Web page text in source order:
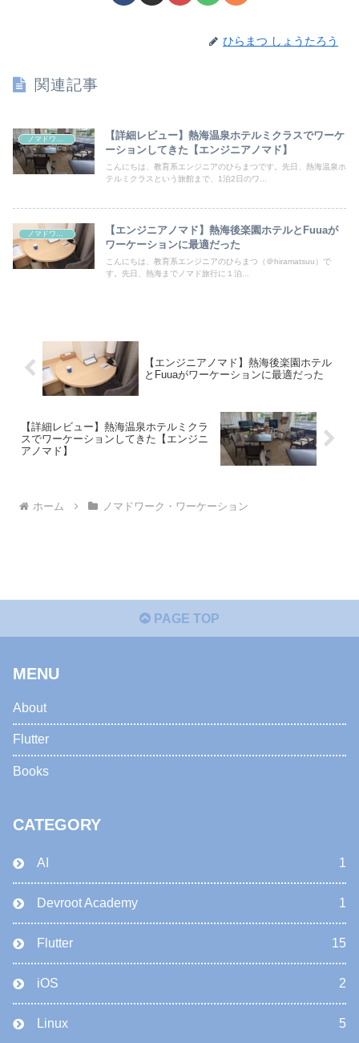
ひらまつ しょうたろう
関連記事
【詳細レビュー】熱海温泉ホテルミクラスでワーケ
ーションしてきた【エンジニアノマド】
こんにちは、教育系エンジニアのひらまつです。先日、熱海温泉ホ
テルミクラスという旅館まで、1泊2日のワ...
【エンジニアノマド】熱海後楽園ホテルとFuuaが
ワーケーションに最適だった
こんにちは、教育系エンジニアのひらまつ（＠hiramatsuu）で
す。先日、熱海までノマド旅行に１泊...
【エンジニアノマド】熱海後楽園ホテル
とFuuaがワーケーションに最適だった
【詳細レビュー】熱海温泉ホテルミクラ
スでワーケーションしてきた【エンジニ
アノマド】
ホーム ノマドワーク・ワーケーション
PAGE TOP
MENU
About
Flutter
Books
CATEGORY
AI 1
Devroot Academy 1
Flutter 15
iOS 2
Linux 5